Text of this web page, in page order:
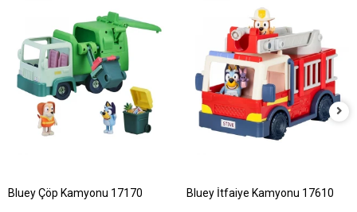
Bluey Çöp Kamyonu 17170 Bluey İtfaiye Kamyonu 17610